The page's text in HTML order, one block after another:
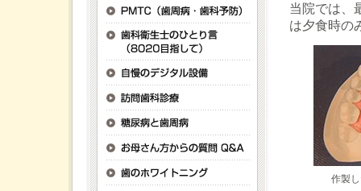
当院では、
は夕食時の
作製